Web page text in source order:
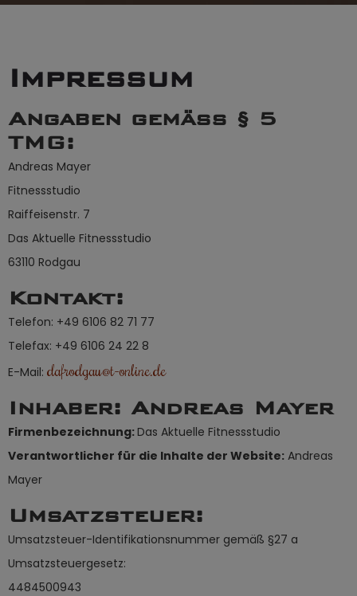
Impressum
Angaben gemäß § 5
TMG:
Andreas Mayer
Fitnessstudio
Raiffeisenstr. 7
Das Aktuelle Fitnessstudio
63110 Rodgau
Kontakt:
Telefon: +49 6106 82 71 77
Telefax: +49 6106 24 22 8
E-Mail: dafrodgau@t-online.de
Inhaber: Andreas Mayer
Firmenbezeichnung:Das Aktuelle Fitnessstudio
Verantwortlicher für die Inhalte der Website: Andreas
Mayer
Umsatzsteuer:
Umsatzsteuer-Identifikationsnummer gemäß §27 a
Umsatzsteuergesetz:
4484500943